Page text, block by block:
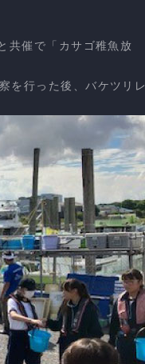
共催で「カサゴ稚魚放
を行った後、バケツリレ